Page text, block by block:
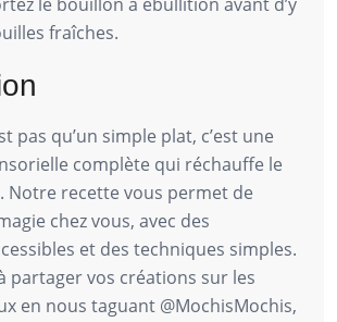
fraîches.
pas qu’un simple plat, c’est une
complète qui réchauffe le
Notre recette vous permet de
chez vous, avec des
et des techniques simples.
partager vos créations sur les
en nous taguant @MochisMochis,